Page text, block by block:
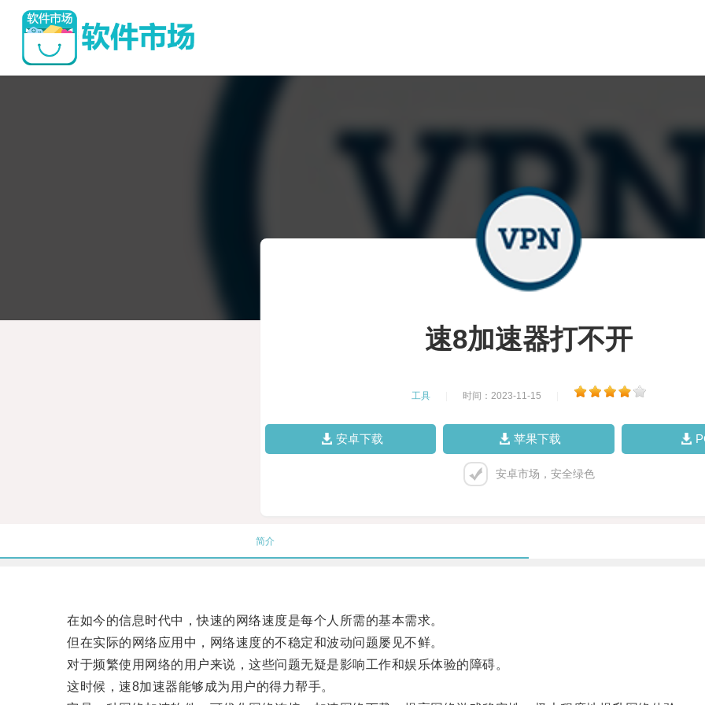
速8加速器打不开
工具 时间：2023-11-15
安卓下载 苹果下载
安卓市场，安全绿色
简介
在如今的信息时代中，快速的网络速度是每个人所需的基本需求。
但在实际的网络应用中，网络速度的不稳定和波动问题屡见不鲜。
对于频繁使用网络的用户来说，这些问题无疑是影响工作和娱乐体验的障碍。
这时候，速8加速器能够成为用户的得力帮手。